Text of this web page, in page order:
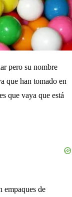
pero su nombre
que han tomado en
que vaya que está
empaques de